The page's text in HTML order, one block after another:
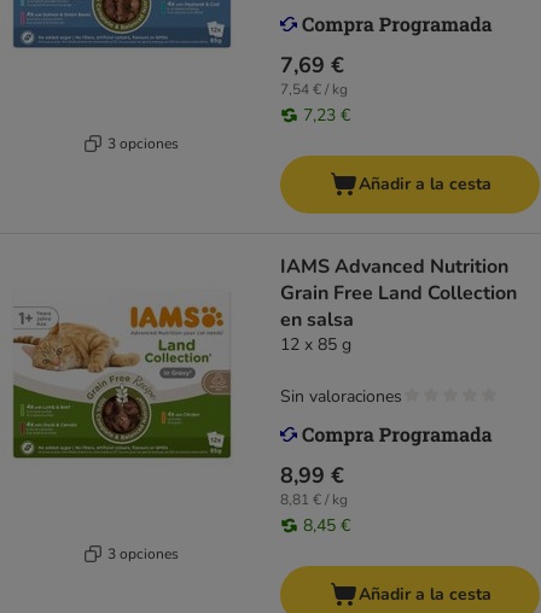
3 opciones
7,69 €
7,54 € / kg
7,23 €
Añadir a la cesta
3 opciones
IAMS Advanced Nutrition
Grain Free Land Collection
en salsa
12 x 85 g
8,99 €
8,81 € / kg
8,45 €
Sin valoraciones
Añadir a la cesta